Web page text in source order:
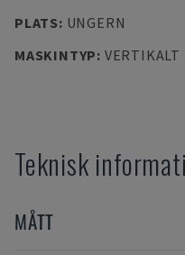
PLATS: UNGERN
MASKINTYP: VERTIKALT
Teknisk
MÅTT